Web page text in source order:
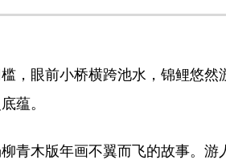
眼前小桥横跨池水，锦鲤悠然
蕴。
木版年画不翼而飞的故事。游